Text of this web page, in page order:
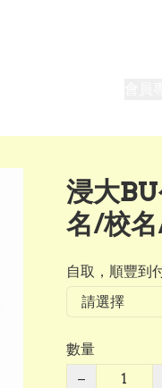
浸大
名/校
自取，順豐到
數量
−